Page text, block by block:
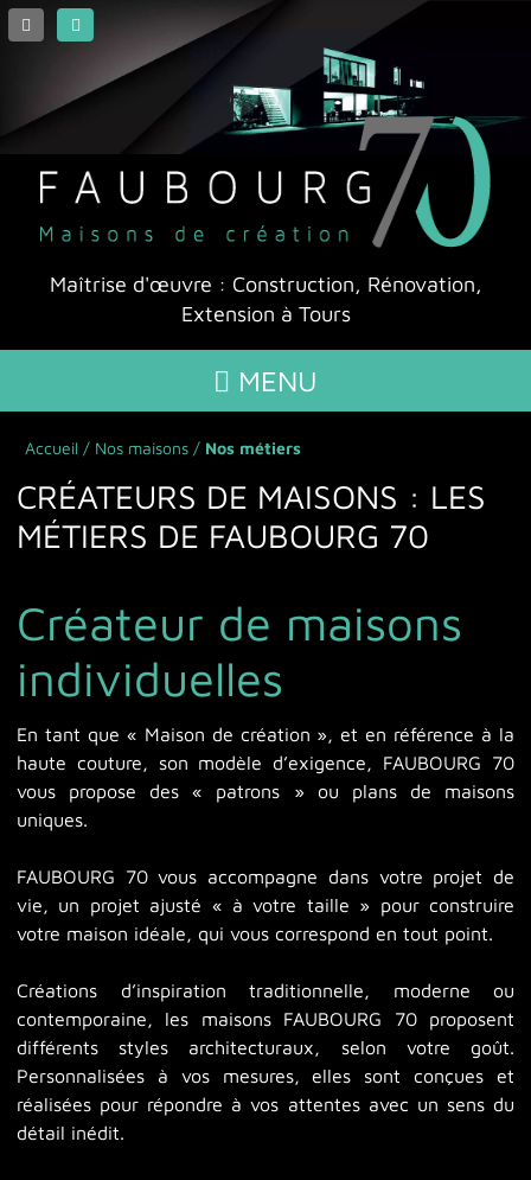
Maîtrise d'œuvre : Construction, Rénovation,
Extension à Tours
MENU
Nos maisons de création
Maison sur-mesure
Rénovation Energétique
Qui sommes-nous ?
Nos innovations
Notre concept
Accueil / Nos maisons / Nos métiers
CRÉATEURS DE MAISONS : LES
MÉTIERS DE FAUBOURG 70
Créateur de maisons
individuelles
En tant que « Maison de création », et en référence à la
haute couture, son modèle d’exigence, FAUBOURG 70
vous propose des « patrons » ou plans de maisons
uniques.
FAUBOURG 70 vous accompagne dans votre projet de
vie, un projet ajusté « à votre taille » pour construire
votre maison idéale, qui vous correspond en tout point.
Créations d’inspiration traditionnelle, moderne ou
contemporaine, les maisons FAUBOURG 70 proposent
différents styles architecturaux, selon votre goût.
Personnalisées à vos mesures, elles sont conçues et
réalisées pour répondre à vos attentes avec un sens du
détail inédit.